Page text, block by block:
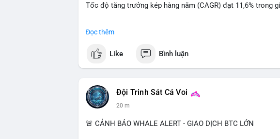
Tốc độ tăng trưởng kép hàng năm (CAGR) đạt 11,6% trong
Đọc thêm
Like Bình luận
Đội Trinh Sát Cá Voi
20 m
🚨 CẢNH BÁO WHALE ALERT - GIAO DỊCH BTC LỚN